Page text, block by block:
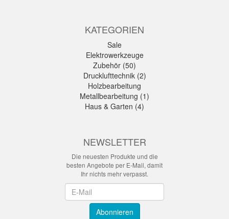
KATEGORIEN
Sale
Elektrowerkzeuge
Zubehör (50)
Drucklufttechnik (2)
Holzbearbeitung
Metallbearbeitung (1)
Haus & Garten (4)
NEWSLETTER
Die neuesten Produkte und die
besten Angebote per E-Mail, damit
Ihr nichts mehr verpasst.
Abonnieren